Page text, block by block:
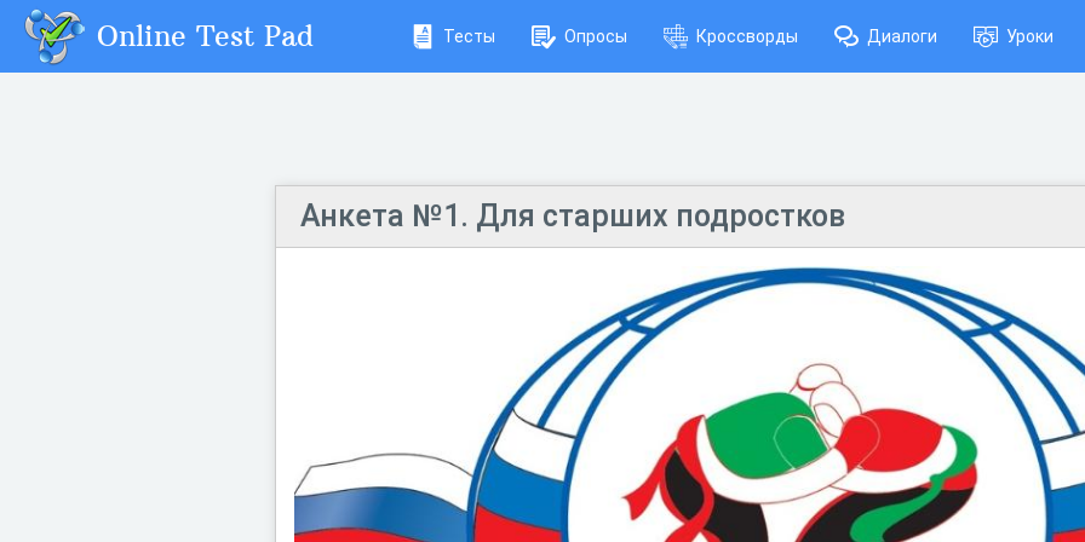
Online Test Pad Тесты Опросы Кроссворды Диалоги Уроки
Анкета №1. Для старших подростков